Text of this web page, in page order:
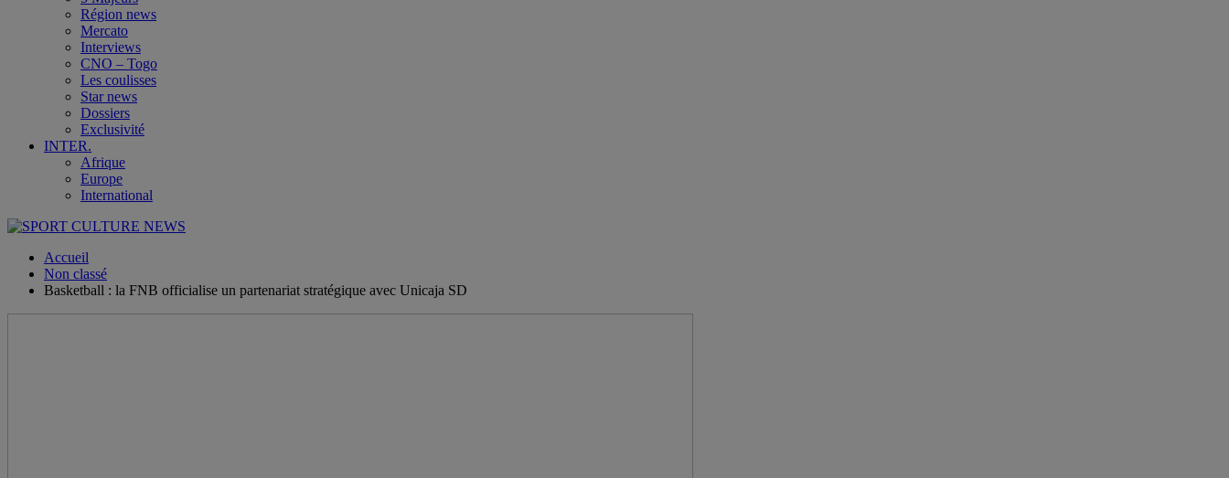
Région news
Mercato
Interviews
CNO – Togo
Les coulisses
Star news
Dossiers
Exclusivité
INTER.
Afrique
Europe
International
Accueil
Non classé
Basketball : la FNB officialise un partenariat stratégique avec Unicaja SD